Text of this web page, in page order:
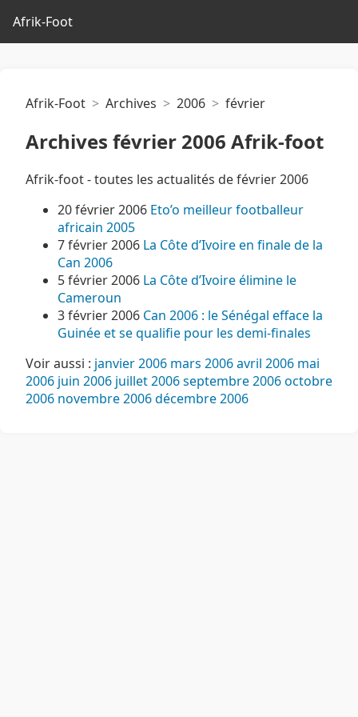
Afrik-Foot
Afrik-Foot Archives 2006 février
Archives février 2006 Afrik-foot
Afrik-foot - toutes les actualités de février 2006
20 février 2006 Eto’o meilleur footballeur
africain 2005
7 février 2006 La Côte d’Ivoire en finale de la
Can 2006
5 février 2006 La Côte d’Ivoire élimine le
Cameroun
3 février 2006 Can 2006 : le Sénégal efface la
Guinée et se qualifie pour les demi-finales
Voir aussi : janvier 2006 mars 2006avril 2006 mai
2006 juin 2006 juillet 2006septembre 2006octobre
2006 novembre 2006décembre 2006